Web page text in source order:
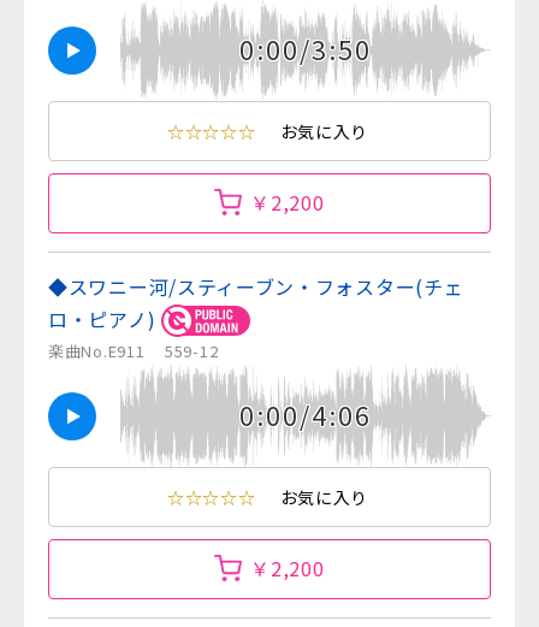
0:00/3:50
☆☆☆☆☆ お気に入り
￥2,200
◆スワニー河/スティーブン・フォスター(チェ
ロ・ピアノ)
楽曲No.E911 559-12
0:00/4:06
☆☆☆☆☆ お気に入り
￥2,200